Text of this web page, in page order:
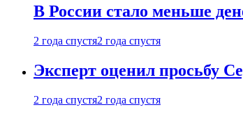
В России стало меньше
2 года спустя2 года спустя
Эксперт оценил просьбу
2 года спустя2 года спустя